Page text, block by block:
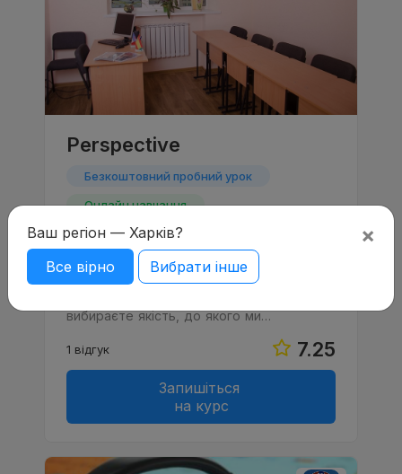
Perspective
Безкоштовний пробний урок
Онлайн навчання
Курси іноземних мов «Перспектива» - це
молодий і перспективний освітній центр,
головним завданням якого є ваше
ефективне і комфортне навчання.
вибираєте якість, до якого ми…
7.25
1 відгук
Запишіться
на курс
×
Ваш регіон — Харків?
Все вірно
Вибрати інше